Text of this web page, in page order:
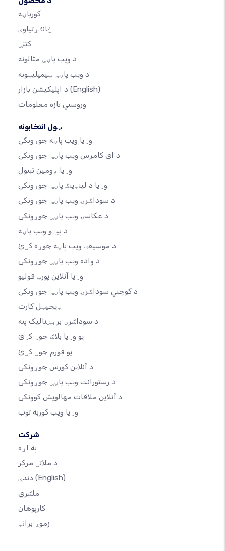
کورپاڼه
ځانګړتیاوې
کتنې
د ویب پاڼې مثالونه
د ویب پاڼې ټیمپلیټونه
(English)
وروستي تازه معلومات
ټول انتخابونه
وړیا ویب پاڼه جوړونکی
د ای کامرس ویب پاڼې جوړونکی
وړیا ډومین ثبتول
وړیا د لینډینګ پاڼې جوړونکی
د سوداګرۍ ویب پاڼې جوړونکی
د عکاسۍ ویب پاڼې جوړونکی
د پیښو ویب پاڼه
د موسیقۍ ویب پاڼه جوړه کړئ
د واده ویب پاڼې جوړونکی
وړیا آنلاین پورټ فولیو
د کوچني سوداګرۍ ویب پاڼې جوړونکی
ډیجیټل کارت
د سوداګرۍ برېښنالیک پته
یو وړیا بلاګ جوړ کړئ
یو فورم جوړ کړئ
د آنلاین کورس جوړونکی
د رستورانت ویب پاڼې جوړونکی
د آنلاین ملاقات مهالویش کوونکی
وړیا ویب کوربه توب
شرکت
په اړه
د ملاتړ مرکز
(English)
ملګري
کارپوهان
زموږ برانډ